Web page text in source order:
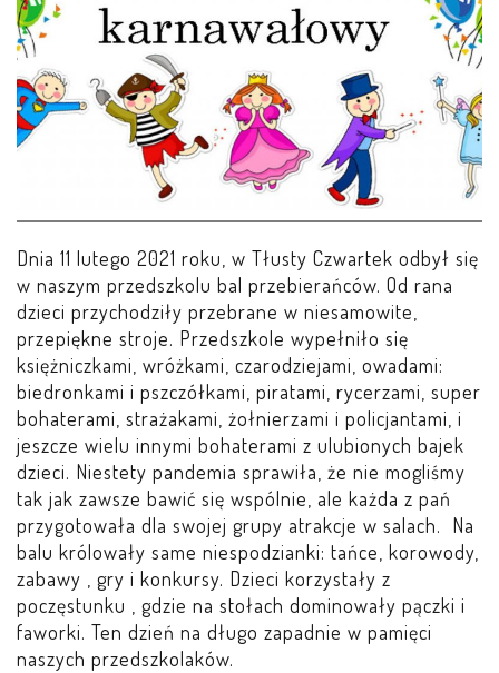
LEŚNE PSZCZÓŁKI – BYSŁAW
ŻABKI – BYSŁAW
SOWY – BYSŁAW
WIEWIÓRKI – BYSŁAW
MISIE – BYSŁAW
PSZCZÓŁKI – LUBIEWO
WIEWIÓRKI – LUBIEWO
ŻABKI – LUBIEWO
WIEWIÓRKI – SUCHA
PRACOWNICY
STATUT I STANDARDY
OCHRONY MAŁOLETNICH
Dnia 11 lutego 2021 roku, w Tłusty Czwartek odbył się
w naszym przedszkolu bal przebierańców. Od rana
dzieci przychodziły przebrane w niesamowite,
przepiękne stroje. Przedszkole wypełniło się
księżniczkami, wróżkami, czarodziejami, owadami:
biedronkami i pszczółkami, piratami, rycerzami, super
bohaterami, strażakami, żołnierzami i policjantami, i
jeszcze wielu innymi bohaterami z ulubionych bajek
dzieci. Niestety pandemia sprawiła, że nie mogliśmy
tak jak zawsze bawić się wspólnie, ale każda z pań
przygotowała dla swojej grupy atrakcje w salach. Na
balu królowały same niespodzianki: tańce, korowody,
zabawy , gry i konkursy. Dzieci korzystały z
poczęstunku , gdzie na stołach dominowały pączki i
faworki. Ten dzień na długo zapadnie w pamięci
naszych przedszkolaków.